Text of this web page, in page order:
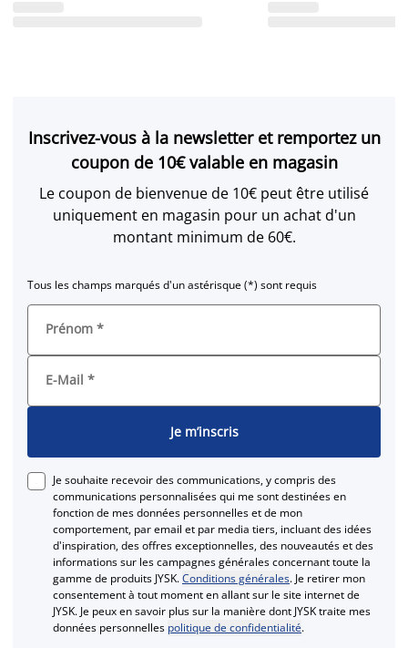
Inscrivez-vous à la newsletter et remportez un
coupon de 10€ valable en magasin
Le coupon de bienvenue de 10€ peut être utilisé
uniquement en magasin pour un achat d'un
montant minimum de 60€.
Tous les champs marqués d'un astérisque (*) sont requis
Prénom *
E-Mail *
Je m’inscris
Je souhaite recevoir des communications, y compris des
communications personnalisées qui me sont destinées en
fonction de mes données personnelles et de mon
comportement, par email et par media tiers, incluant des idées
d'inspiration, des offres exceptionnelles, des nouveautés et des
informations sur les campagnes générales concernant toute la
gamme de produits JYSK.Conditions générales. Je retirer mon
consentement à tout moment en allant sur le site internet de
JYSK. Je peux en savoir plus sur la manière dont JYSK traite mes
données personnelles politique de confidentialité.